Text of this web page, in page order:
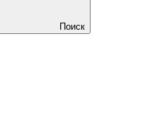
Поиск